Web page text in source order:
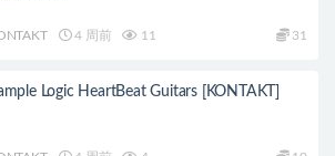
4 周前 11 31
Logic HeartBeat Guitars [KONTAKT]